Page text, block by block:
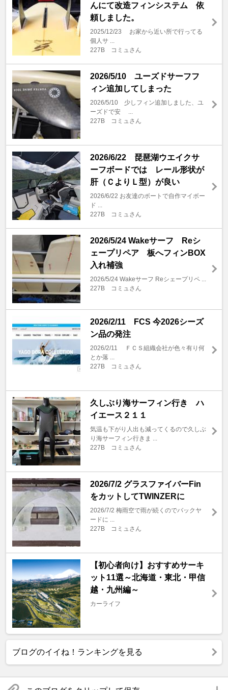
んにて改造フィンシステム 依
頼しました。
2025/12/23 お家から近い所で行ってる
個人サ ...
227B コミュさん
2026/5/10 ユーズドサーフフ
ィン追加してしまった
2026/5/10 少しフィン追加しました、ユ
ーズドで安 ...
227B コミュさん
2026/6/22 琵琶湖ウエイクサ
ーフボードでは レール形状が
肝（ＣよりＬ型）が良い
2026/6/22 お友達のボートで自作マイボー
ド ...
227B コミュさん
2026/5/24 Wakeサーフ Reシ
ェープリペア 板へフィンBOX
入れ補強
2026/5/24 Wakeサーフ Reシェープリペ ...
227B コミュさん
2026/2/11 FCS 今2026シーズ
ン品の発注
2026/2/11 ＦＣＳ組織会社が色々有り何
とか落 ...
227B コミュさん
久しぶり海サーフィン行き ハ
イエース２１１
気温も下がり人出も減ってくるので久しぶ
り海サーフィン行きま ...
227B コミュさん
2026/7/2 グラスファイバーFin
をカットしてTWINZERに
2026/7/2 梅雨空で雨が続くのでバックヤ
ードに ...
227B コミュさん
【初心者向け】おすすめサーキ
ット11選～北海道・東北・甲信
越・九州編～
カーライフ
ブログのイイね！ランキングを見る